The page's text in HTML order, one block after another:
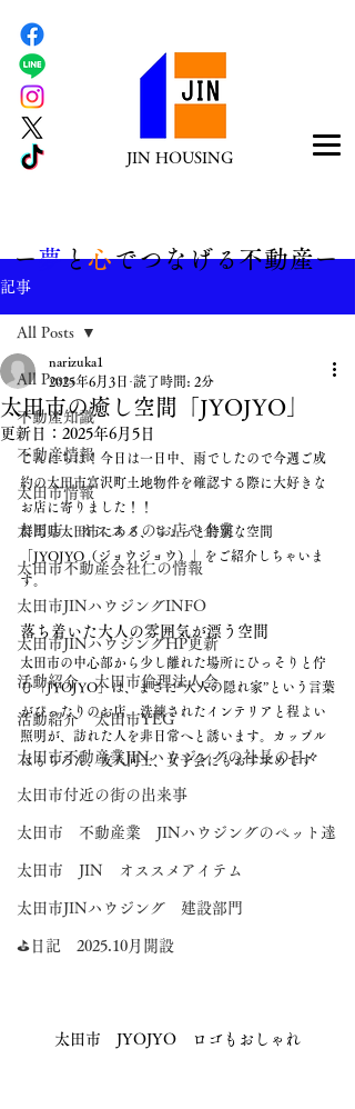
JIN HOUSING
​ー夢と心でつなげる不動産ー
記事
All Posts
不動産知識
不動産情報
太田市情報
太田市 オススメのお店や企業
太田市不動産会社仁の情報
太田市JINハウジングINFO
太田市JINハウジングHP更新
活動紹介 太田市倫理法人会
活動紹介 太田市YEG
太田市不動産業JINハウジングの社長の日々
太田市付近の街の出来事
太田市 不動産業 JINハウジングのペット達
太田市 JIN オススメアイテム
太田市JINハウジング 建設部門
⛳日記 2025.10月開設
All Posts
太田市の癒し空間「JYOJYO」
narizuka1
2025年6月3日 読了時間: 2分
更新日： 2025年6月5日
こんにちは！今日は一日中、雨でしたので今週ご成
約の太田市富沢町土地物件を確認する際に大好きな
お店に寄りました！！
群馬県太田市にある、ちょっと特別な空間
「JYOJYO（ジョウジョウ）」をご紹介しちゃいま
す。
落ち着いた大人の雰囲気が漂う空間
太田市の中心部から少し離れた場所にひっそりと佇
む「JYOJYO」は、まさに“大人の隠れ家”という言葉
がぴったりのお店。洗練されたインテリアと程よい
照明が、訪れた人を非日常へと誘います。カップル
はもちろん、友人同士、女子会にもおすすめです
太田市　JYOJYO　ロゴもおしゃれ